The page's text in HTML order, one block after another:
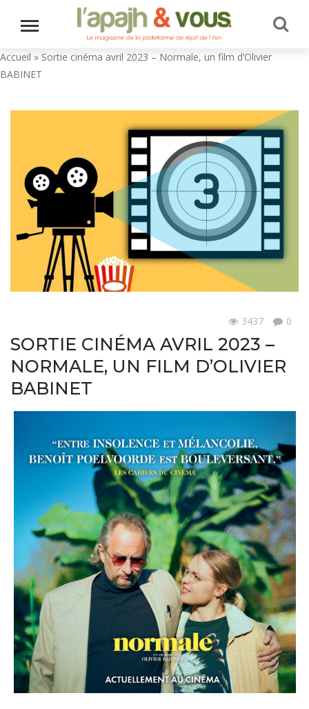
Accueil » Sortie cinéma avril 2023 – Normale, un film d’Olivier
BABINET
3437 0
SORTIE CINÉMA AVRIL 2023 –
NORMALE, UN FILM D’OLIVIER
BABINET